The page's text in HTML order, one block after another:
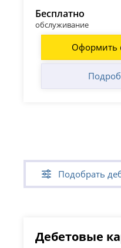
Бесплатно
обслуживание
Оформить
Подобрать
Дебетовые